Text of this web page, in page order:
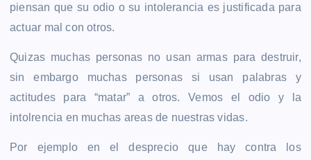
piensan que su odio o su intolerancia es justificada para
actuar mal con otros.
Quizas muchas personas no usan armas para destruir,
sin embargo muchas personas si usan palabras y
actitudes para “matar” a otros. Vemos el odio y la
intolrencia en muchas areas de nuestras vidas.
Por ejemplo en el desprecio que hay contra los